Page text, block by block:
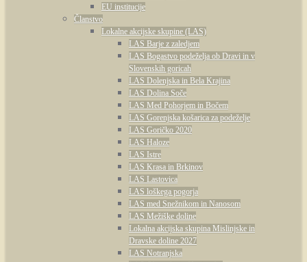
EU institucije
Članstvo
Lokalne akcijske skupine (LAS)
LAS Barje z zaledjem
LAS Bogastvo podeželja ob Dravi in v
Slovenskih goricah
LAS Dolenjska in Bela Krajina
LAS Dolina Soče
LAS Med Pohorjem in Bočem
LAS Gorenjska košarica za podeželje
LAS Goričko 2020
LAS Haloze
LAS Istre
LAS Krasa in Brkinov
LAS Lastovica
LAS loškega pogorja
LAS med Snežnikom in Nanosom
LAS Mežiške doline
Lokalna akcijska skupina Mislinjske in
Dravske doline 2027
LAS Notranjska